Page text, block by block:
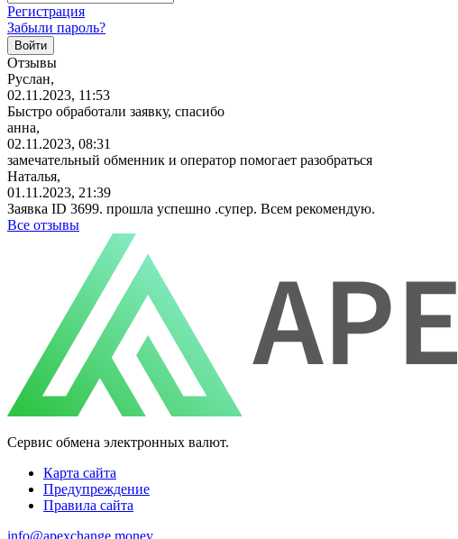
Регистрация
Забыли пароль?
Отзывы
Руслан,
02.11.2023, 11:53
Быстро обработали заявку, спасибо
анна,
02.11.2023, 08:31
замечательный обменник и оператор помогает разобраться
Наталья,
01.11.2023, 21:39
Заявка ID 3699. прошла успешно .супер. Всем рекомендую.
Все отзывы
Сервис обмена электронных валют.
Карта сайта
Предупреждение
Правила сайта
info@apexchange.money